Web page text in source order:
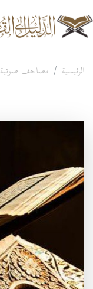
الرئيسية مصاحف صوتية